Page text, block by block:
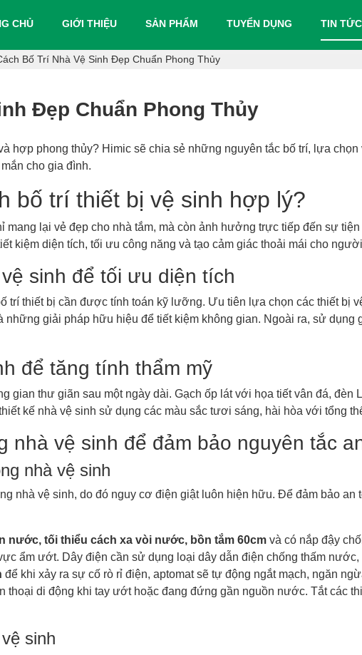
CHỦ GIỚI THIỆU SẢN PHẨM TUYỂN DỤNG TIN TỨC
Bố Trí Nhà Vệ Sinh Đẹp Chuẩn Phong Thủy
Đẹp Chuẩn Phong Thủy
hợp phong thủy? Himic sẽ chia sẻ những nguyên tắc bố trí, lựa
cho gia đình.
bố trí thiết bị vệ sinh hợp lý?
mang lại vẻ đẹp cho nhà tắm, mà còn ảnh hưởng trực tiếp đến sự
kiệm diện tích, tối ưu công năng và tạo cảm giác thoải mái cho
sinh để tối ưu diện tích
trí thiết bị cần được tính toán kỹ lưỡng. Ưu tiên lựa chọn các thiết bị
những giải pháp hữu hiệu để tiết kiệm không gian. Ngoài ra, sử dụng
để tăng tính thẩm mỹ
gian thư giãn sau một ngày dài. Gạch ốp lát với họa tiết vân đá, đèn
kế nhà vệ sinh sử dụng các màu sắc tươi sáng, hài hòa với tổng
nhà vệ sinh để đảm bảo nguyên tắc
nhà vệ sinh
nhà vệ sinh, do đó nguy cơ điện giật luôn hiện hữu. Để đảm bảo an
nước, tối thiểu cách xa vòi nước, bồn tắm 60cm và có nắp đậy
ẩm ướt. Dây điện cần sử dụng loại dây dẫn điện chống thấm nước,
để khi xảy ra sự cố rò rỉ điện, aptomat sẽ tự động ngắt mạch, ngăn
thoại di động khi tay ướt hoặc đang đứng gần nguồn nước. Tắt các
sinh